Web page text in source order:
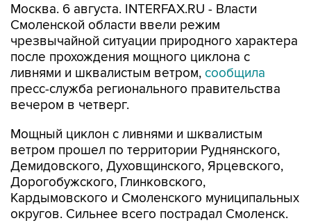
Москва. 6 августа. INTERFAX.RU - Власти
Смоленской области ввели режим
чрезвычайной ситуации природного характера
после прохождения мощного циклона с
ливнями и шквалистым ветром, сообщила
пресс-служба регионального правительства
вечером в четверг.
Мощный циклон с ливнями и шквалистым
ветром прошел по территории Руднянского,
Демидовского, Духовщинского, Ярцевского,
Дорогобужского, Глинковского,
Кардымовского и Смоленского муниципальных
округов. Сильнее всего пострадал Смоленск.